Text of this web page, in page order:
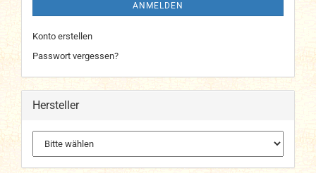
ANMELDEN
Konto erstellen
Passwort vergessen?
Hersteller